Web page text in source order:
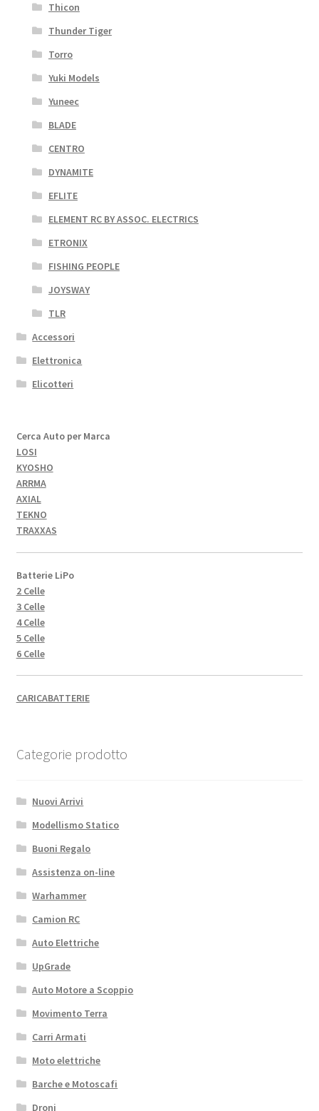
Thicon
Thunder Tiger
Torro
Yuki Models
Yuneec
BLADE
CENTRO
DYNAMITE
EFLITE
ELEMENT RC BY ASSOC. ELECTRICS
ETRONIX
FISHING PEOPLE
JOYSWAY
TLR
Accessori
Elettronica
Elicotteri
Cerca Auto per Marca
LOSI
KYOSHO
ARRMA
AXIAL
TEKNO
TRAXXAS
Batterie LiPo
2 Celle
3 Celle
4 Celle
5 Celle
6 Celle
CARICABATTERIE
Categorie prodotto
Nuovi Arrivi
Modellismo Statico
Buoni Regalo
Assistenza on-line
Warhammer
Camion RC
Auto Elettriche
UpGrade
Auto Motore a Scoppio
Movimento Terra
Carri Armati
Moto elettriche
Barche e Motoscafi
Droni